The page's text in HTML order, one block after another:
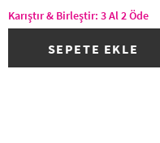
Karıştır & Birleştir: 3 Al 2 Öde
SEPETE EKLE